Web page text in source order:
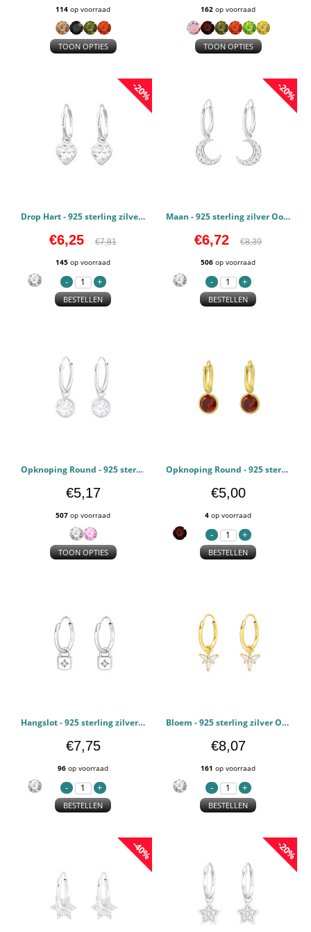
114 op voorraad
TOON OPTIES
162 op voorraad
TOON OPTIES
-20%
Drop Hart - 925 sterling zilver Oorringen PCJW31083
€6,25 €7,81
145 op voorraad
BESTELLEN
-20%
Maan - 925 sterling zilver Oorringen PCJW32040
€6,72 €8,39
506 op voorraad
BESTELLEN
Opknoping Round - 925 sterling zilver Oorringen PCJW36548
€5,17
507 op voorraad
TOON OPTIES
Opknoping Round - 925 sterling zilver Oorringen PCJW37122
€5,00
4 op voorraad
BESTELLEN
Hangslot - 925 sterling zilver Oorringen PCJW40711
€7,75
96 op voorraad
BESTELLEN
Bloem - 925 sterling zilver Oorringen PCJW40715
€8,07
161 op voorraad
BESTELLEN
-40% -20%